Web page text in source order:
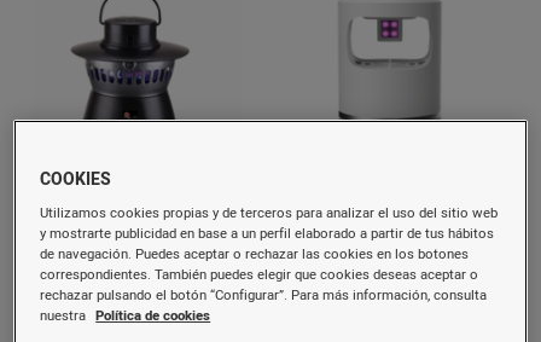
Atrapa Mosquitos Exterior
25W MT8E Jata
67,16 €/u.
Atrapamosquitos LED
c/Ventilador IN410302
S.Brico
COOKIES
Utilizamos cookies propias y de terceros para analizar el uso del sitio web
y mostrarte publicidad en base a un perfil elaborado a partir de tus hábitos
de navegación. Puedes aceptar o rechazar las cookies en los botones
correspondientes. También puedes elegir que cookies deseas aceptar o
rechazar pulsando el botón “Configurar”. Para más información, consulta
nuestra Política de cookies